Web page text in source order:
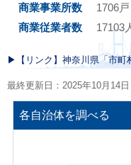
商業事業所数
1706戸
商業従業者数
17103
▶︎【リンク】神奈川県「市町
最終更新日：2025年10月14日
各自治体を調べる